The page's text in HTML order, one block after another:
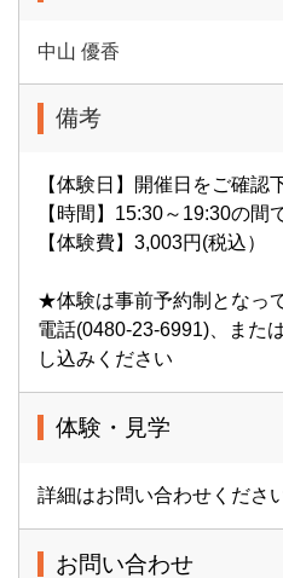
中山 優香
備考
【体験日】開催日をご確認
【時間】15:30～19:30の間
【体験費】3,003円(税込）
★体験は事前予約制となっ
電話(0480-23-6991)、また
し込みください
体験・見学
詳細はお問い合わせくださ
お問い合わせ